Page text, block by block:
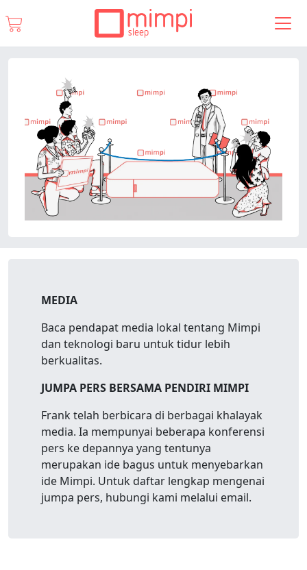
MEDIA
Baca pendapat media lokal tentang Mimpi
dan teknologi baru untuk tidur lebih
berkualitas.
JUMPA PERS BERSAMA PENDIRI MIMPI
Frank telah berbicara di berbagai khalayak
media. Ia mempunyai beberapa konferensi
pers ke depannya yang tentunya
merupakan ide bagus untuk menyebarkan
ide Mimpi. Untuk daftar lengkap mengenai
jumpa pers, hubungi kami melalui email.